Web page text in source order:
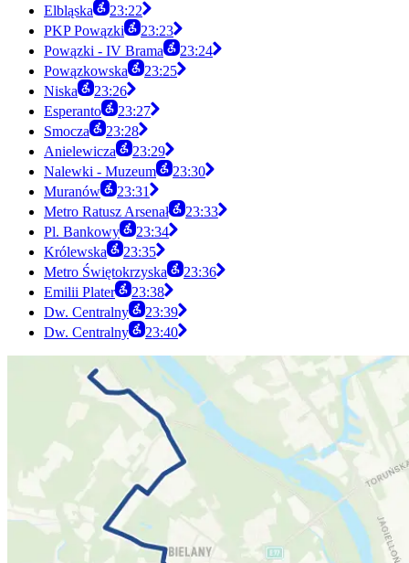
Elbląska
23:22
PKP Powązki
23:23
Powązki - IV Brama
23:24
Powązkowska
23:25
Niska
23:26
Esperanto
23:27
Smocza
23:28
Anielewicza
23:29
Nalewki - Muzeum
23:30
Muranów
23:31
Metro Ratusz Arsenał
23:33
Pl. Bankowy
23:34
Królewska
23:35
Metro Świętokrzyska
23:36
Emilii Plater
23:38
Dw. Centralny
23:39
Dw. Centralny
23:40